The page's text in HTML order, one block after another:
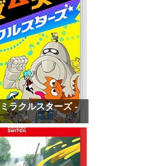
ラクルスターズ -
価格：¥5,645